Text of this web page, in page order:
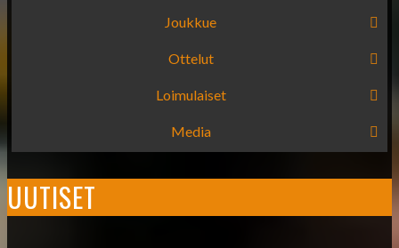
Joukkue
Ottelut
Loimulaiset
Media
UUTISET